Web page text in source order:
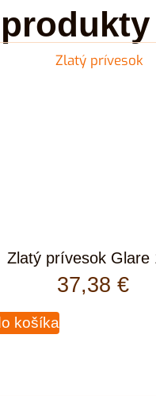
Zlatý prívesok Glare
37,38 €
košíka